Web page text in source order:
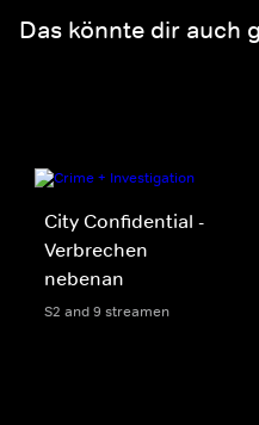
Das könnte dir auch
City Confidential -
Verbrechen
nebenan
S2 and 9 streamen